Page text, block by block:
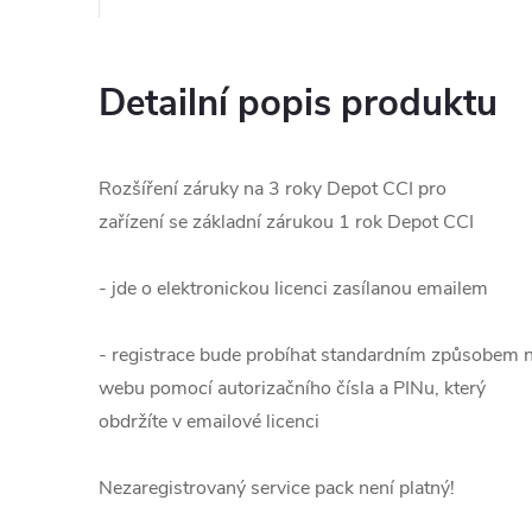
Detailní popis produktu
Rozšíření záruky na 3 roky Depot CCI pro
zařízení se základní zárukou 1 rok Depot CCI
- jde o elektronickou licenci zasílanou emailem
- registrace bude probíhat standardním způsobem
webu pomocí autorizačního čísla a PINu, který
obdržíte v emailové licenci
Nezaregistrovaný service pack není platný!